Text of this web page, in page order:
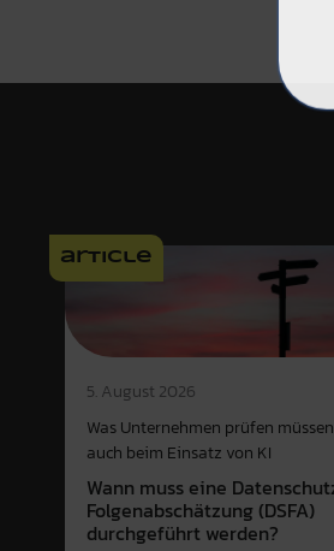
article
5. August 2026
Was Unternehmen prüfen
auch beim Einsatz von KI
Wann muss eine
Folgenabschätzung (DSFA)
durchgeführt werden?